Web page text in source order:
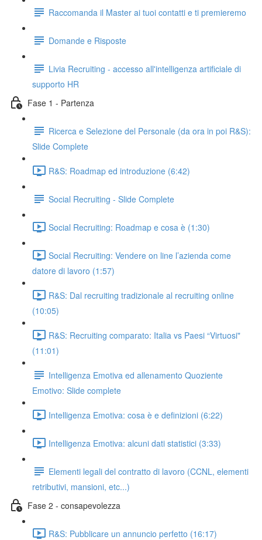
Raccomanda il Master ai tuoi contatti e ti premieremo
Domande e Risposte
Livia Recruiting - accesso all'intelligenza artificiale di
supporto HR
Fase 1 - Partenza
Ricerca e Selezione del Personale (da ora in poi R&S):
Slide Complete
R&S: Roadmap ed introduzione (6:42)
Social Recruiting - Slide Complete
Social Recruiting: Roadmap e cosa è (1:30)
Social Recruiting: Vendere on line l’azienda come
datore di lavoro (1:57)
R&S: Dal recruiting tradizionale al recruiting online
(10:05)
R&S: Recruiting comparato: Italia vs Paesi “Virtuosi"
(11:01)
Intelligenza Emotiva ed allenamento Quoziente
Emotivo: Slide complete
Intelligenza Emotiva: cosa è e definizioni (6:22)
Intelligenza Emotiva: alcuni dati statistici (3:33)
Elementi legali del contratto di lavoro (CCNL, elementi
retributivi, mansioni, etc...)
Fase 2 - consapevolezza
R&S: Pubblicare un annuncio perfetto (16:17)